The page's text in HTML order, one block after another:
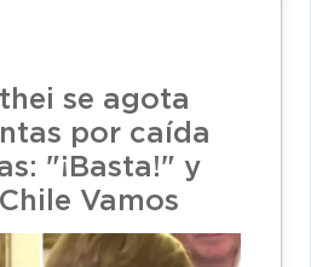
se agota
por caída
"¡Basta!" y
Vamos